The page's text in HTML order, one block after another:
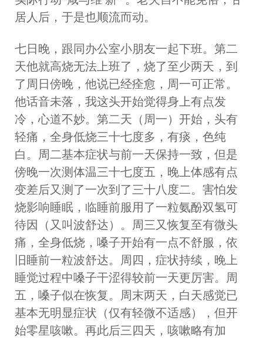
居人后，于是也顺流而动。
七日晚，跟同办公室小朋友一起下班。第二
天他就高烧无法上班了，烧了至少两天，到
了周日傍晚，他说已经痊愈，周一可正常。
他话音未落，我这头开始觉得身上有点发
冷，心道不妙。第二天（周一）开始，头有
轻痛，全身低烧三十七度多，有痰，色纯
白。周二基本症状与前一天保持一致，但是
傍晚一次测体温三十七度五，晚上体感有点
变差后又测了一次到了三十八度二。害怕发
烧影响睡眠，临睡前服用了一粒氨酚双氢可
待因（又叫波舒达）。周三又恢复至有微头
痛，全身低烧，嗓子开始有一点不舒服，依
旧睡前一粒波舒达。周四，症状持续，晚上
睡觉过程中嗓子干涩得较前一天更厉害。周
五，嗓子似在恢复。周末两天，白天感觉已
基本无明显症状（仅有轻微不适感），但开
始零星咳嗽。再此后三四天，咳嗽略有加